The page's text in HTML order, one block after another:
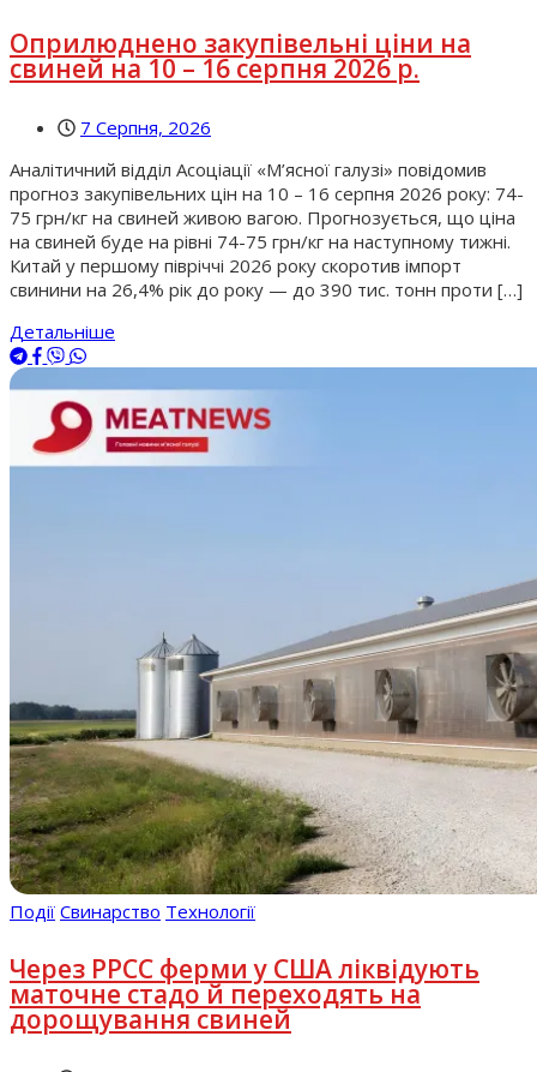
Оприлюднено закупівельні ціни на
свиней на 10 – 16 серпня 2026 р.
7 Серпня, 2026
Аналітичний відділ Асоціації «М’ясної галузі» повідомив
прогноз закупівельних цін на 10 – 16 серпня 2026 року: 74-
75 грн/кг на свиней живою вагою. Прогнозується, що ціна
на свиней буде на рівні 74-75 грн/кг на наступному тижні.
Китай у першому півріччі 2026 року скоротив імпорт
свинини на 26,4% рік до року — до 390 тис. тонн проти […]
Детальніше
Події Свинарство Технології
Через РРСС ферми у США ліквідують
маточне стадо й переходять на
дорощування свиней